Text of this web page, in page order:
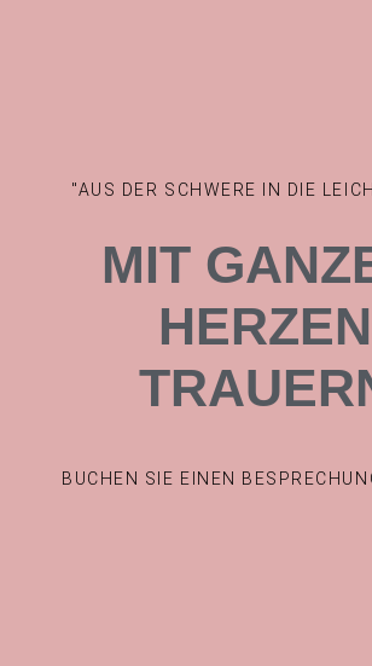
"AUS DER SCHWERE IN DIE
MIT
HERZEN
BUCHEN SIE EINEN